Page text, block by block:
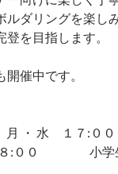
ルダリングを楽し
登を目指します。
催中です。
月 ・ 水 １７:０
１８:００ 小